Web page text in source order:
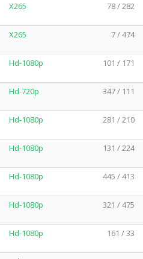
X265 78 / 282
X265 7 / 474
Hd-1080p 101 / 171
Hd-720p 347 / 111
Hd-1080p 281 / 210
Hd-1080p 131 / 224
Hd-1080p 445 / 413
Hd-1080p 321 / 475
Hd-1080p 161 / 33